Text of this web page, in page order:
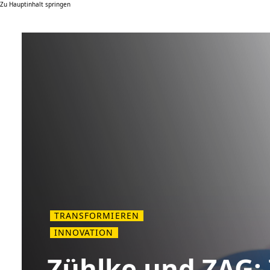
Zu Hauptinhalt springen
TRANSFORMIEREN
INNOVATION